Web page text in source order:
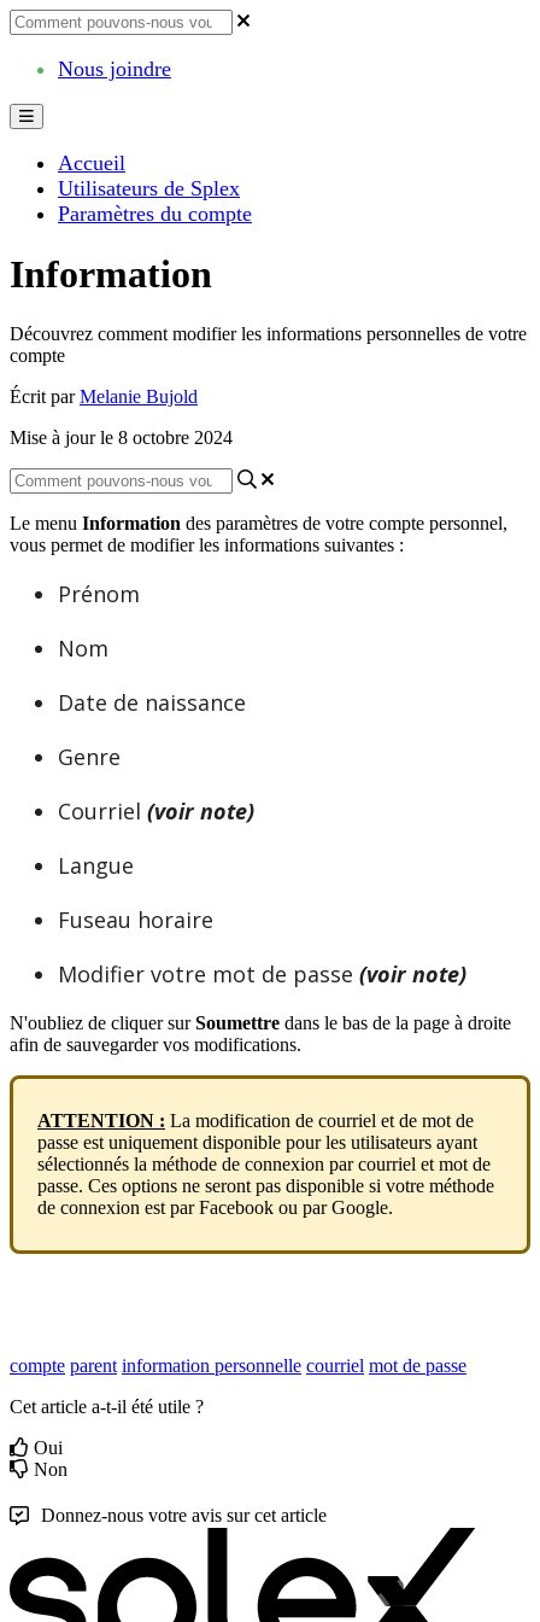
Nous joindre
Accueil
Utilisateurs de Splex
Paramètres du compte
Information
Découvrez comment modifier les informations personnelles de votre
compte
Écrit parMelanie Bujold
Mise à jour le 8 octobre 2024
Le menu Information des paramètres de votre compte personnel,
vous permet de modifier les informations suivantes :
Prénom
Nom
Date de naissance
Genre
Courriel (voir note)
Langue
Fuseau horaire
Modifier votre mot de passe (voir note)
N'oubliez de cliquer sur Soumettre dans le bas de la page à droite
afin de sauvegarder vos modifications.
ATTENTION : La modification de courriel et de mot de
passe est uniquement disponible pour les utilisateurs ayant
sélectionnés la méthode de connexion par courriel et mot de
passe. Ces options ne seront pas disponible si votre méthode
de connexion est par Facebook ou par Google.
compte parent information personnelle courriel mot de passe
Cet article a-t-il été utile ?
Oui
Non
Donnez-nous votre avis sur cet article